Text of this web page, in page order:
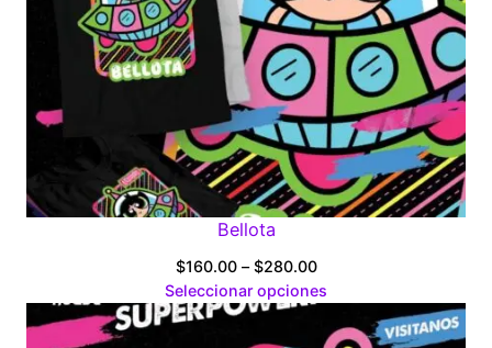
Bellota
$160.00 – $280.00Price
range:
through
Seleccionar opciones